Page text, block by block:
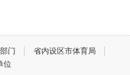
门
省内设区市体育局
位